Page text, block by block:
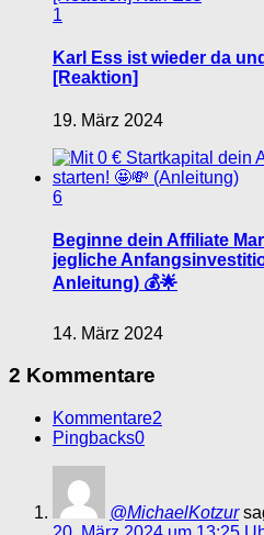
1
Karl Ess ist wieder da
[Reaktion]
19. März 2024
6
Beginne dein Affiliate
jegliche
Anleitung) 💰🌟
14. März 2024
2 Kommentare
Kommentare2
Pingbacks0
@MichaelKotzur